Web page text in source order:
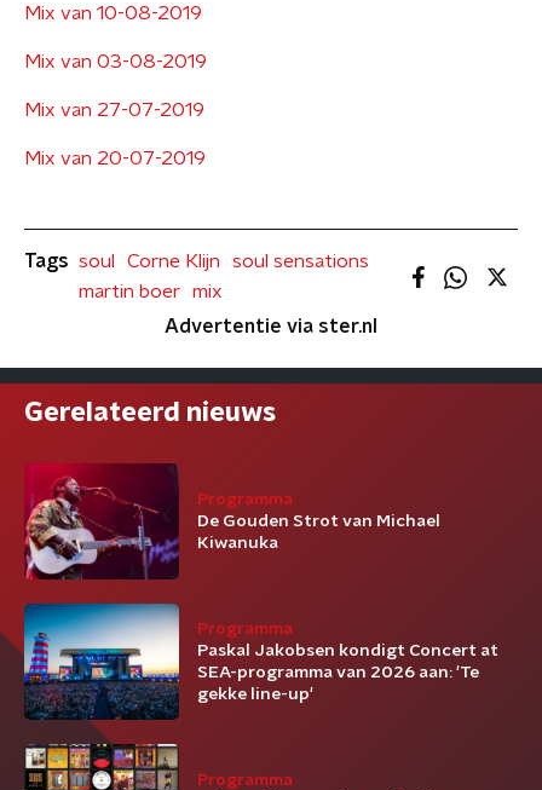
Mix van 10-08-2019
Mix van 03-08-2019
Mix van 27-07-2019
Mix van 20-07-2019
Tags soul Corne Klijn
soul sensations
martin boer
mix
Advertentie via ster.nl
Gerelateerd nieuws
Programma
De Gouden Strot van Michael
Kiwanuka
Programma
Paskal Jakobsen kondigt Concert at
SEA-programma van 2026 aan: 'Te
gekke line-up'
Programma